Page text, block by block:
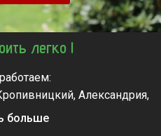
легко !
Александрия,
Светловодск
больше